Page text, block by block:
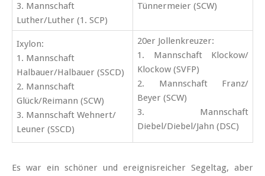
3. Mannschaft
Luther/Luther (1. SCP)
Tünnermeier (SCW)
Ixylon:
1. Mannschaft
Halbauer/Halbauer (SSCD)
2. Mannschaft
Glück/Reimann (SCW)
3. Mannschaft Wehnert/
Leuner (SSCD)
20er Jollenkreuzer:
1. Mannschaft Klockow/
Klockow (SVFP)
2. Mannschaft Franz/
Beyer (SCW)
3. Mannschaft
Diebel/Diebel/Jahn (DSC)
Es war ein schöner und er­eignis­reicher Segel­tag, aber